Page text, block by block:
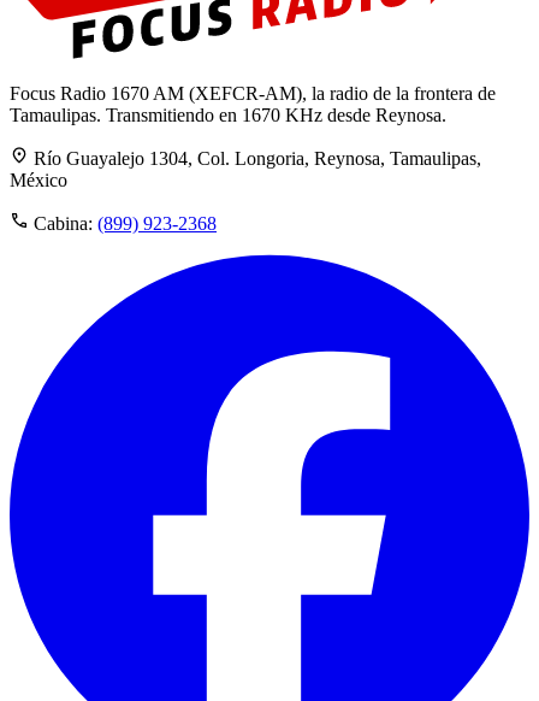
Focus Radio 1670 AM (XEFCR-AM), la radio de la frontera de
Tamaulipas. Transmitiendo en 1670 KHz desde Reynosa.
Río Guayalejo 1304, Col. Longoria, Reynosa, Tamaulipas,
México
Cabina: (899) 923-2368